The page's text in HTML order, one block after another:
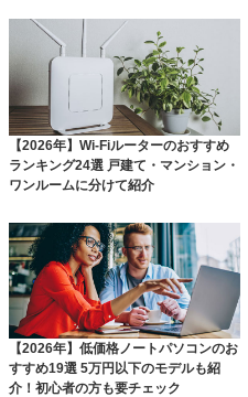
【2026年】Wi-Fiルーターのおすすめ
ランキング24選 戸建て・マンション・
ワンルームに分けて紹介
【2026年】低価格ノートパソコンのお
すすめ19選 5万円以下のモデルも紹
介！初心者の方も要チェック